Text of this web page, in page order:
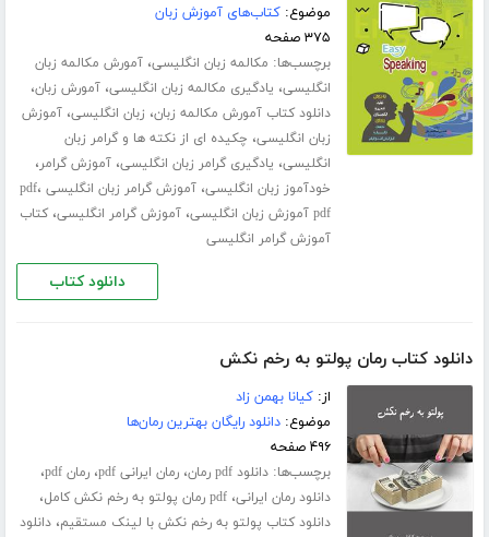
موضوع:کتاب‌های آموزش زبان
۳۷۵ صفحه
برچسب‌ها: مکالمه زبان انگلیسی،آمورش مکالمه زبان
انگلیسی، یادگیری مکالمه زبان انگلیسی،آمورش زبان،
دانلود کتاب آمورش مکالمه زبان، زبان انگلیسی،آموزش
زبان انگلیسی، چکیده ای از نکته ها و گرامر زبان
انگلیسی، یادگیری گرامر زبان انگلیسی،آموزش گرامر،
خودآموز زبان انگلیسی،آموزش گرامر زبان انگلیسی pdf ،
pdf آموزش زبان انگلیسی ،آموزش گرامر انگلیسی،کتاب
آموزش گرامر انگلیسی
دانلود کتاب
دانلود کتاب رمان پولتو به رخم نکش
از:کیانا بهمن زاد
موضوع:دانلود رایگان بهترین رمان‌ها
۴۹۶ صفحه
برچسب‌ها:دانلود pdf رمان ،رمان ایرانی pdf ،رمان pdf ،
دانلود رمان ایرانی،pdf رمان پولتو به رخم نکش کامل ،
دانلود کتاب پولتو به رخم نکش با لینک مستقیم،دانلود